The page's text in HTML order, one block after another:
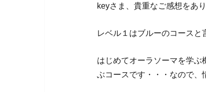
keyさま、貴重なご感想をあ
レベル１はブルーのコースと
はじめてオーラソーマを学ぶ
ぶコースです・・・なので、